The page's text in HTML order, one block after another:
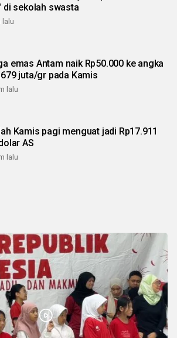
di sekolah swasta
lalu
emas Antam naik Rp50.000 ke angka
juta/gr pada Kamis
lalu
Kamis pagi menguat jadi Rp17.911
AS
lalu